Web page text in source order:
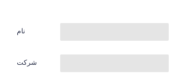
نام
شرکت